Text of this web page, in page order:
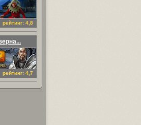
рейтинг: 4,8
рейтинг: 4,7